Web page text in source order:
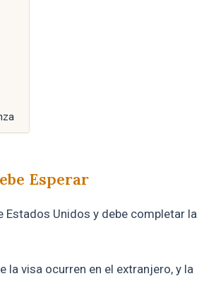
Esperar
Unidos y debe completar la
visa ocurren en el extranjero, y la